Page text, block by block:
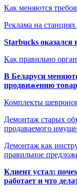
Как меняются
Реклама на
Starbucks оказался
Как правильно
В Беларуси
продвижению
Комплекты
Демонтаж старых
продаваемого
Демонтаж как
правильное
Клиент устал:
работает и что